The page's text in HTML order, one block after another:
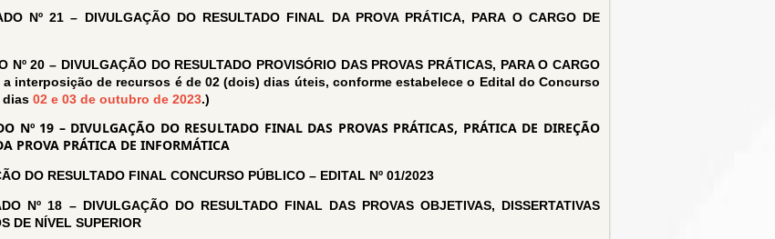
Nº 21 – DIVULGAÇÃO DO RESULTADO FINAL DA PROVA PRÁTICA, PARA O CARGO DE
Nº 20 – DIVULGAÇÃO DO RESULTADO PROVISÓRIO DAS PROVAS PRÁTICAS, PARA O CARGO
a interposição de recursos é de 02 (dois) dias úteis, conforme estabelece o Edital do Concurso
dias 02 e 03 de outubro de 2023.)
Nº 19 – DIVULGAÇÃO DO RESULTADO FINAL DAS PROVAS PRÁTICAS, PRÁTICA DE DIREÇÃO
PROVA PRÁTICA DE INFORMÁTICA
DO RESULTADO FINAL CONCURSO PÚBLICO – EDITAL Nº 01/2023
Nº 18 – DIVULGAÇÃO DO RESULTADO FINAL DAS PROVAS OBJETIVAS, DISSERTATIVAS
DE NÍVEL SUPERIOR